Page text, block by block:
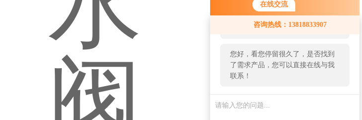
在线交流
咨询热线：13818833907
您好！欢迎前来咨询，很高兴为您
服务，请问您要咨询什么问题呢？
您好，看您停留很久了，是否找到
了需求产品，您可以直接在线与我
联系！